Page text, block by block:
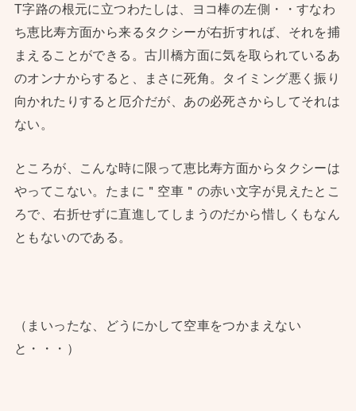
T字路の根元に立つわたしは、ヨコ棒の左側・・すなわ
ち恵比寿方面から来るタクシーが右折すれば、それを捕
まえることができる。古川橋方面に気を取られているあ
のオンナからすると、まさに死角。タイミング悪く振り
向かれたりすると厄介だが、あの必死さからしてそれは
ない。
ところが、こんな時に限って恵比寿方面からタクシーは
やってこない。たまに＂空車＂の赤い文字が見えたとこ
ろで、右折せずに直進してしまうのだから惜しくもなん
ともないのである。
（まいったな、どうにかして空車をつかまえない
と・・・）